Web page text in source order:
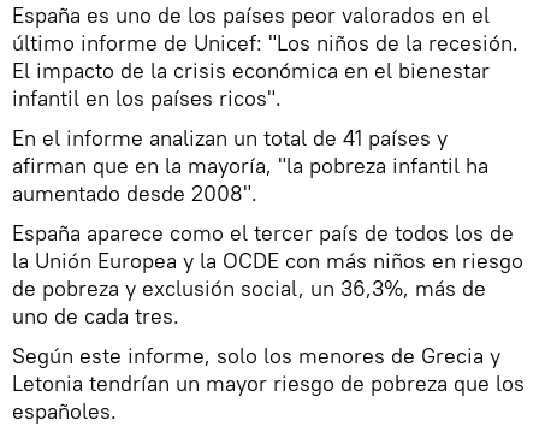
España es uno de los países peor valorados en el
último informe de Unicef: "Los niños de la recesión.
El impacto de la crisis económica en el bienestar
infantil en los países ricos".
En el informe analizan un total de 41 países y
afirman que en la mayoría, "la pobreza infantil ha
aumentado desde 2008".
España aparece como el tercer país de todos los de
la Unión Europea y la OCDE con más niños en riesgo
de pobreza y exclusión social, un 36,3%, más de
uno de cada tres.
Según este informe, solo los menores de Grecia y
Letonia tendrían un mayor riesgo de pobreza que los
españoles.